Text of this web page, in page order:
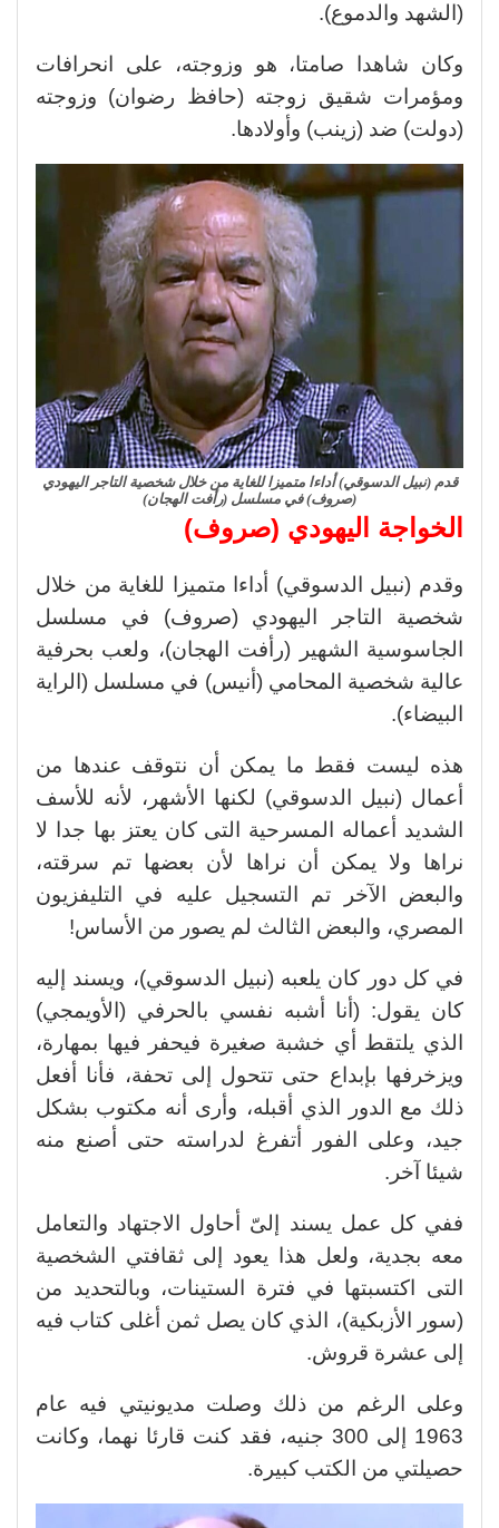
(الشهد والدموع).
وكان شاهدا صامتا، هو وزوجته، على انحرافات
ومؤمرات شقيق زوجته (حافظ رضوان) وزوجته
(دولت) ضد (زينب) وأولادها.
قدم (نبيل الدسوقي) أداءا متميزا للغاية من خلال شخصية التاجر اليهودي
(صروف) في مسلسل (رأفت الهجان)
الخواجة اليهودي (صروف)
وقدم (نبيل الدسوقي) أداءا متميزا للغاية من خلال
شخصية التاجر اليهودي (صروف) في مسلسل
الجاسوسية الشهير (رأفت الهجان)، ولعب بحرفية
عالية شخصية المحامي (أنيس) في مسلسل (الراية
البيضاء).
هذه ليست فقط ما يمكن أن نتوقف عندها من
أعمال (نبيل الدسوقي) لكنها الأشهر، لأنه للأسف
الشديد أعماله المسرحية التى كان يعتز بها جدا لا
نراها ولا يمكن أن نراها لأن بعضها تم سرقته،
والبعض الآخر تم التسجيل عليه في التليفزيون
المصري، والبعض الثالث لم يصور من الأساس!
في كل دور كان يلعبه (نبيل الدسوقي)، ويسند إليه
كان يقول: (أنا أشبه نفسي بالحرفي (الأويمجي)
الذي يلتقط أي خشبة صغيرة فيحفر فيها بمهارة،
ويزخرفها بإبداع حتى تتحول إلى تحفة، فأنا أفعل
ذلك مع الدور الذي أقبله، وأرى أنه مكتوب بشكل
جيد، وعلى الفور أتفرغ لدراسته حتى أصنع منه
شيئا آخر.
ففي كل عمل يسند إلىّ أحاول الاجتهاد والتعامل
معه بجدية، ولعل هذا يعود إلى ثقافتي الشخصية
التى اكتسبتها في فترة الستينات، وبالتحديد من
(سور الأزبكية)، الذي كان يصل ثمن أغلى كتاب فيه
إلى عشرة قروش.
وعلى الرغم من ذلك وصلت مديونيتي فيه عام
1963 إلى 300 جنيه، فقد كنت قارئا نهما، وكانت
حصيلتي من الكتب كبيرة.